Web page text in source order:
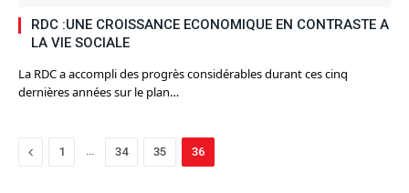
RDC :UNE CROISSANCE ECONOMIQUE EN CONTRASTE A
LA VIE SOCIALE
La RDC a accompli des progrès considérables durant ces cinq
dernières années sur le plan…
Previous
1 … 34 35 36